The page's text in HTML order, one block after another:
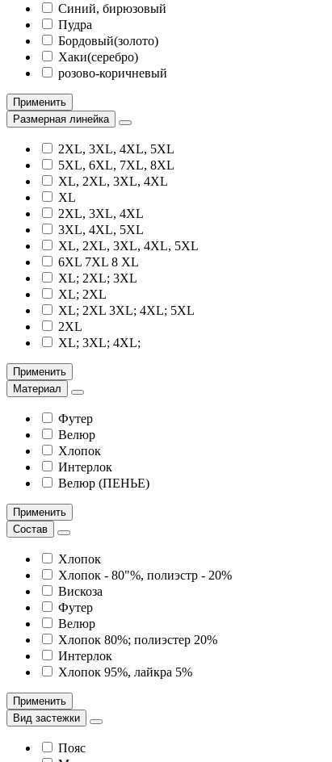
Синий, бирюзовый
Пудра
Бордовый(золото)
Хаки(серебро)
розово-коричневый
Применить
Размерная линейка
2XL, 3XL, 4XL, 5XL
5XL, 6XL, 7XL, 8XL
XL, 2XL, 3XL, 4XL
XL
2XL, 3XL, 4XL
3XL, 4XL, 5XL
XL, 2XL, 3XL, 4XL, 5XL
6XL 7XL 8 XL
XL; 2XL; 3XL
XL; 2XL
XL; 2XL 3XL; 4XL; 5XL
2XL
XL; 3XL; 4XL;
Применить
Материал
Футер
Велюр
Хлопок
Интерлок
Велюр (ПЕНЬЕ)
Применить
Состав
Хлопок
Хлопок - 80"%, полиэстр - 20%
Вискоза
Футер
Велюр
Хлопок 80%; полиэстер 20%
Интерлок
Хлопок 95%, лайкра 5%
Применить
Вид застежки
Пояс